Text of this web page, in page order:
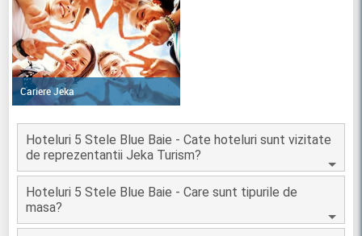
Cariere Jeka
Hoteluri 5 Stele Blue Baie - Cate hoteluri sunt vizitate
de reprezentantii Jeka Turism?
Hoteluri 5 Stele Blue Baie - Care sunt tipurile de
masa?